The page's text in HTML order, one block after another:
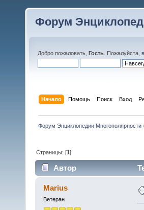
Форум
Добро пожаловать, Гость . Пожалуйста,
Начало Помощь Поиск Вход
Форум Энциклопедии Многополярности
Страницы: [1]
Автор
Marius
Ветеран